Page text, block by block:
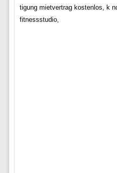
tigung mietvertrag kostenlos, k
fitnessstudio,